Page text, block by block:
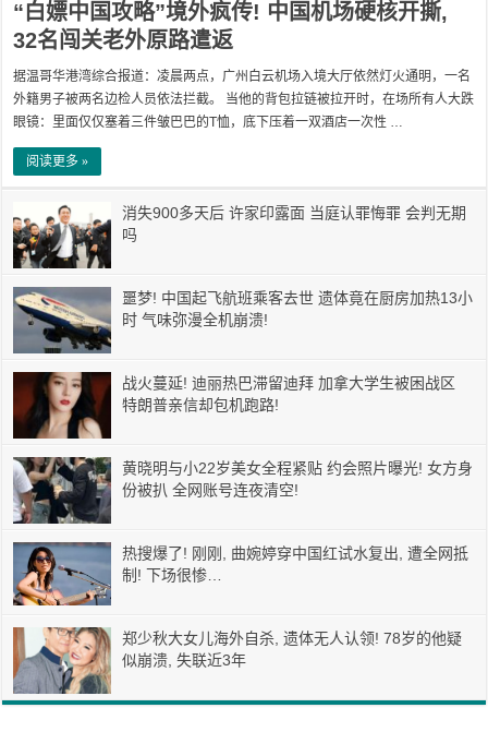
“白嫖中国攻略”境外疯传! 中国机场硬核开撕,
32名闯关老外原路遣返
据温哥华港湾综合报道：凌晨两点，广州白云机场入境大厅依然灯火通明，一名
外籍男子被两名边检人员依法拦截。 当他的背包拉链被拉开时，在场所有人大跌
眼镜：里面仅仅塞着三件皱巴巴的T恤，底下压着一双酒店一次性 …
阅读更多 »
消失900多天后 许家印露面 当庭认罪悔罪 会判无期
吗
噩梦! 中国起飞航班乘客去世 遗体竟在厨房加热13小
时 气味弥漫全机崩溃!
战火蔓延! 迪丽热巴滞留迪拜 加拿大学生被困战区
特朗普亲信却包机跑路!
黄晓明与小22岁美女全程紧贴 约会照片曝光! 女方身
份被扒 全网账号连夜清空!
热搜爆了! 刚刚, 曲婉婷穿中国红试水复出, 遭全网抵
制! 下场很惨…
郑少秋大女儿海外自杀, 遗体无人认领! 78岁的他疑
似崩溃, 失联近3年